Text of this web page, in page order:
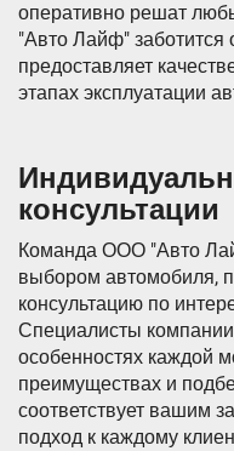
оперативно решат
"Авто Лайф" заботится
предоставляет
этапах эксплуатации
консультации
Команда ООО "Авто
выбором автомобиля,
консультацию по
Специалисты
особенностях каждой
преимуществах и
соответствует вашим
подход к каждому